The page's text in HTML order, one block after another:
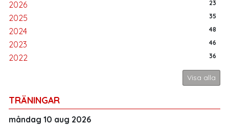
2026 23
2025 35
2024 48
2023 46
2022 36
Visa alla
TRÄNINGAR
måndag 10 aug 2026